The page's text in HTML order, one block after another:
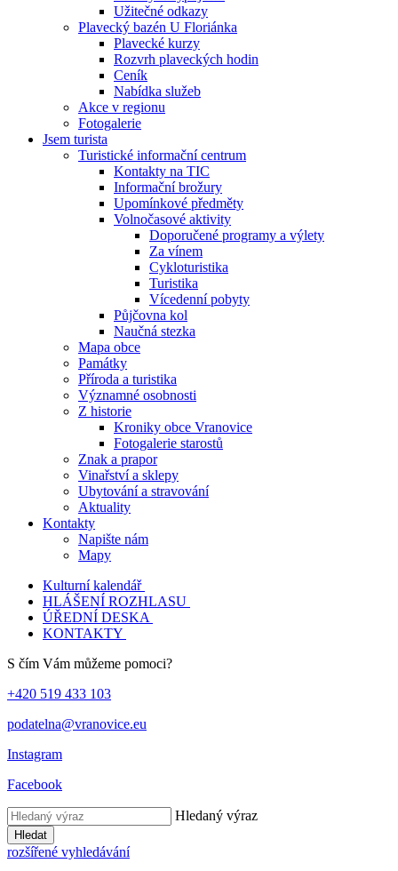
Užitečné odkazy
Plavecký bazén U Floriánka
Plavecké kurzy
Rozvrh plaveckých hodin
Ceník
Nabídka služeb
Akce v regionu
Fotogalerie
Jsem turista
Turistické informační centrum
Kontakty na TIC
Informační brožury
Upomínkové předměty
Volnočasové aktivity
Doporučené programy a výlety
Za vínem
Cykloturistika
Turistika
Vícedenní pobyty
Půjčovna kol
Naučná stezka
Mapa obce
Památky
Příroda a turistika
Významné osobnosti
Z historie
Kroniky obce Vranovice
Fotogalerie starostů
Znak a prapor
Vinařství a sklepy
Ubytování a stravování
Aktuality
Kontakty
Napište nám
Mapy
Kulturní kalendář
HLÁŠENÍ ROZHLASU
ÚŘEDNÍ DESKA
KONTAKTY
S čím Vám můžeme pomoci?
+420 519 433 103
podatelna@vranovice.eu
Instagram
Facebook
Hledaný výraz
Hledat
rozšířené vyhledávání